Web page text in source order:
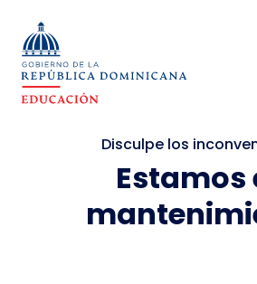
Disculpe los
Estamos